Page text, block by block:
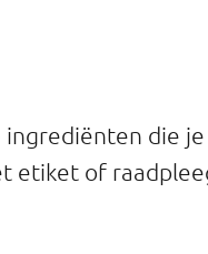
die
etiket of